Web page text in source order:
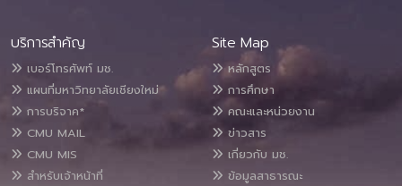
บริการสำคัญ
เบอร์โทรศัพท์ มช.
แผนที่มหาวิทยาลัยเชียงใหม่
การบริจาค*
CMU MAIL
CMU MIS
สำหรับเจ้าหน้าที่
Site Map
หลักสูตร
การศึกษา
คณะและหน่วยงาน
ข่าวสาร
เกี่ยวกับ มช.
ข้อมูลสาธารณะ